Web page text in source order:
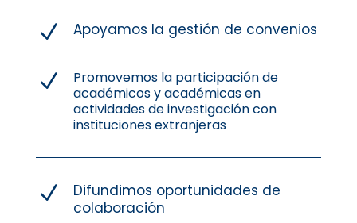
N Apoyamos la gestión de convenios
N
Promovemos la participación de
académicos y académicas en
actividades de investigación con
instituciones extranjeras
N
Difundimos oportunidades de
colaboración